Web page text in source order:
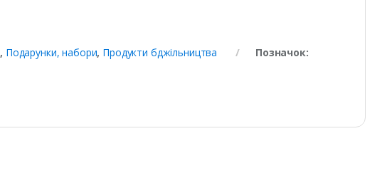
, Подарунки, набори, Продукти бджільництва
Позначок: